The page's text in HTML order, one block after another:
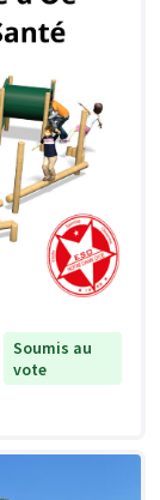
Soumis au
vote